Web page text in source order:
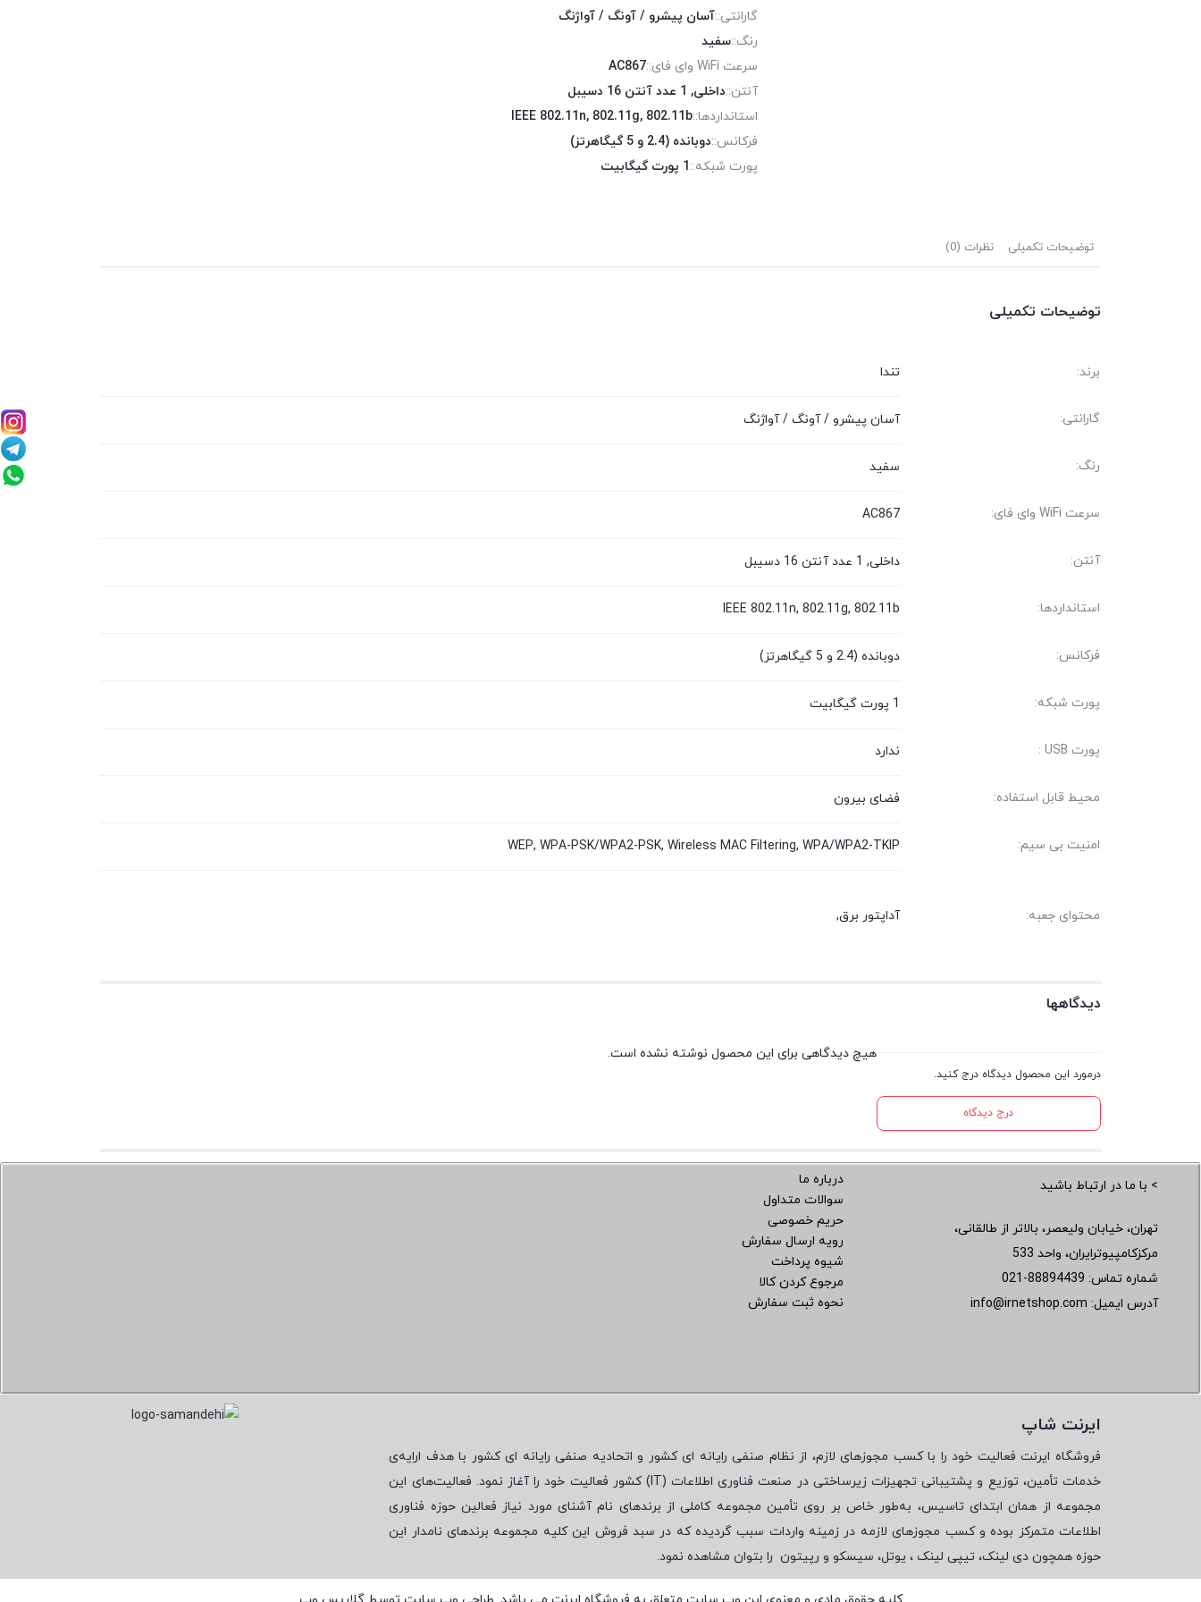
گارانتی::آسان پیشرو / آونگ / آواژنگ
رنگ::سفید
سرعت WiFi وای فای::
AC867
آنتن::داخلی, 1 عدد آنتن 16 دسیبل
استانداردها::IEEE 802.11n, 802.11g, 802.11b
فرکانس::دوبانده (2.4 و 5 گیگاهرتز)
پورت شبکه::1 پورت گیگابیت
توضیحات تکمیلی نظرات (0)
توضیحات تکمیلی
برند: تندا
گارانتی: آسان پیشرو / آونگ / آواژنگ
رنگ: سفید
سرعت WiFi وای فای: AC867
آنتن: داخلی, 1 عدد آنتن 16 دسیبل
استانداردها: IEEE 802.11n, 802.11g, 802.11b
فرکانس: دوبانده (2.4 و 5 گیگاهرتز)
پورت شبکه: 1 پورت گیگابیت
پورت USB : ندارد
محیط قابل استفاده: فضای بیرون
امنیت بی سیم: WEP, WPA-PSK/WPA2-PSK, Wireless MAC Filtering, WPA/WPA2-TKIP
محتوای جعبه: آداپتور برق,
دیدگاهها
درمورد این محصول دیدگاه درج کنید.
درج دیدگاه
هیچ دیدگاهی برای این محصول نوشته نشده است.
> با ما در ارتباط باشید
تهران، خیابان ولیعصر، بالاتر از طالقانی،
مرکزکامپیوترایران، واحد 533
شماره تماس: 021-88894439
آدرس ایمیل: info@irnetshop.com
درباره ما
سوالات متداول
حریم خصوصی
رویه ارسال سفارش
شیوه پرداخت
مرجوع کردن کالا
نحوه ثبت سفارش
ایرنت شاپ
فروشگاه ایرنت فعالیت خود را با کسب مجوزهای لازم، از نظام صنفی رایانه ای کشور و اتحادیه صنفی رایانه ای کشور با هدف ارایه‌ی
خدمات تأمین، توزیع و پشتیبانی تجهیزات زیرساختی در صنعت فناوری اطلاعات (IT) کشور فعالیت خود را آغاز نمود. فعالیت‌های این
مجموعه از همان ابتدای تاسیس، به‌طور خاص بر روی تأمین مجموعه کاملی از برندهای نام آشنای مورد نیاز فعالین حوزه فناوری
اطلاعات متمرکز بوده و کسب مجوزهای لازمه در زمینه واردات سبب گردیده که در سبد فروش این کلیه مجموعه برندهای نامدار این
حوزه همچون دی لینک، تیپی لینک ، یوتل، سیسکو و رپیتون را بتوان مشاهده نمود.